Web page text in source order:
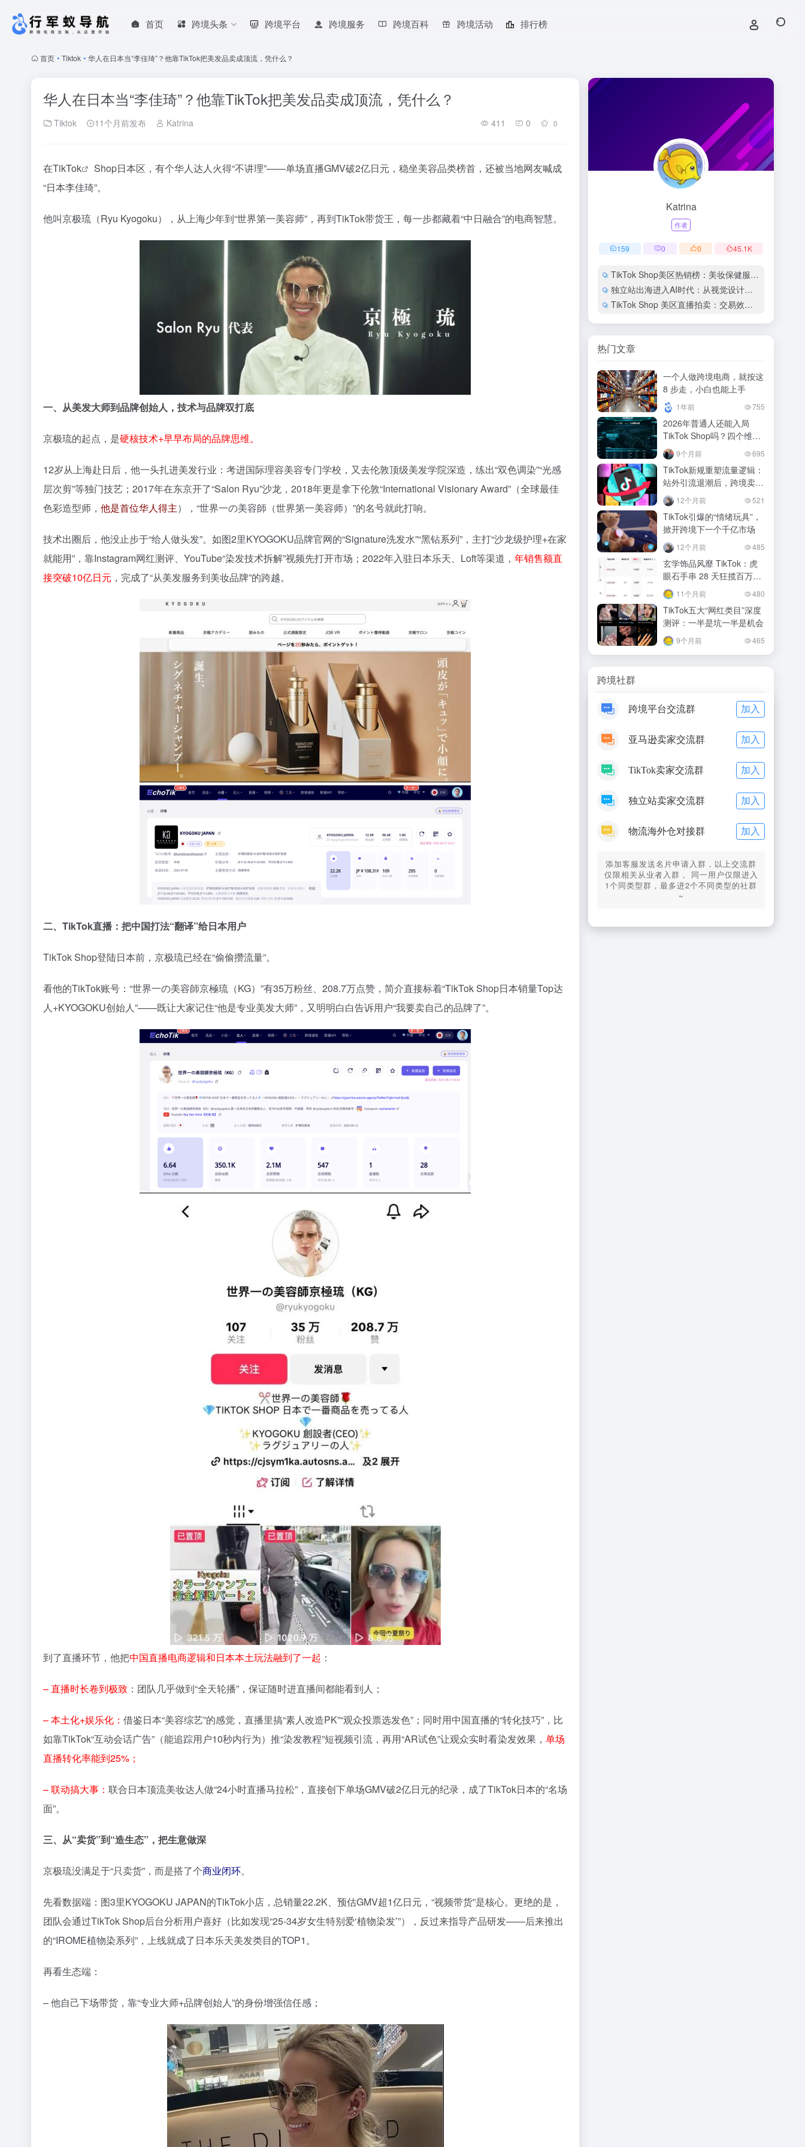
首页 跨境头条 跨境平台 跨境服务 跨境百科 跨境活动 排行榜
首页 • Tiktok • 华人在日本当“李佳琦”？他靠TikTok把美发品卖成顶流，凭什么？
华人在日本当“李佳琦”？他靠TikTok把美发品卖成顶流，凭什么？
Tiktok 11个月前发布 Katrina 411 0 0
在TikTok
Shop日本区，有个华人达人火得“不讲理”——单场直播GMV破2亿日元，稳坐美容品类榜首，还被当地网友喊成
“日本李佳琦”。
他叫京极琉（Ryu Kyogoku），从上海少年到“世界第一美容师”，再到TikTok带货王，每一步都藏着“中日融合”的电商智慧。
一、从美发大师到品牌创始人，技术与品牌双打底
京极琉的起点，是硬核技术+早早布局的品牌思维。
12岁从上海赴日后，他一头扎进美发行业：考进国际理容美容专门学校，又去伦敦顶级美发学院深造，练出“双色调染”“光感
层次剪”等独门技艺；2017年在东京开了“Salon Ryu”沙龙，2018年更是拿下伦敦“International Visionary Award”（全球最佳
色彩造型师， 他是首位华人得主），“世界一の美容師（世界第一美容师）”的名号就此打响。
技术出圈后，他没止步于“给人做头发”。如图2里KYOGOKU品牌官网的“Signature洗发水”“黑钻系列”，主打“沙龙级护理+在家
就能用”，靠Instagram网红测评、YouTube“染发技术拆解”视频先打开市场；2022年入驻日本乐天、Loft等渠道， 年销售额直
接突破10亿日元 ，完成了“从美发服务到美妆品牌”的跨越。
二、TikTok直播：把中国打法“翻译”给日本用户
TikTok Shop登陆日本前，京极琉已经在“偷偷攒流量”。
看他的TikTok账号：“世界一の美容師京極琉（KG）”有35万粉丝、208.7万点赞，简介直接标着“TikTok Shop日本销量Top达
人+KYOGOKU创始人”——既让大家记住“他是专业美发大师”，又明明白白告诉用户“我要卖自己的品牌了”。
到了直播环节，他把中国直播电商逻辑和日本本土玩法融到了一起 ：
– 直播时长卷到极致 ：团队几乎做到“全天轮播”，保证随时进直播间都能看到人；
– 本土化+娱乐化： 借鉴日本“美容综艺”的感觉，直播里搞“素人改造PK”“观众投票选发色”；同时用中国直播的“转化技巧”，比
如靠TikTok“互动会话广告”（能追踪用户10秒内行为）推“染发教程”短视频引流，再用“AR试色”让观众实时看染发效果， 单场
直播转化率能到25%；
– 联动搞大事： 联合日本顶流美妆达人做“24小时直播马拉松”，直接创下单场GMV破2亿日元的纪录，成了TikTok日本的“名场
面”。
三、从“卖货”到“造生态”，把生意做深
京极琉没满足于“只卖货”，而是搭了个商业闭环。
先看数据端：图3里KYOGOKU JAPAN的TikTok小店，总销量22.2K、预估GMV超1亿日元，“视频带货”是核心。更绝的是，
团队会通过TikTok Shop后台分析用户喜好（比如发现“25-34岁女生特别爱‘植物染发’”），反过来指导产品研发——后来推出
的“IROME植物染系列”，上线就成了日本乐天美发类目的TOP1。
再看生态端：
– 他自己下场带货，靠“专业大师+品牌创始人”的身份增强信任感；
Katrina
作者
159 0 0 45.1K
TikTok Shop美区热销榜：美妆保健服饰占67%销售额
独立站出海进入AI时代：从视觉设计到网站上线的实践路径
TikTok Shop 美区直播拍卖：交易效率是普通直播的4倍
热门文章
一个人做跨境电商，就按这
8 步走，小白也能上手
1年前 755
2026年普通人还能入局
TikTok Shop吗？四个维度
看清机遇与挑战
9个月前 695
TikTok新规重塑流量逻辑：
站外引流退潮后，跨境卖家
的闭环生存指南
12个月前 521
TikTok引爆的“情绪玩具”，
掀开跨境下一个千亿市场
12个月前 485
玄学饰品风靡 TikTok：虎
眼石手串 28 天狂揽百万，
跨境卖家的新机遇与挑战
11个月前 480
TikTok五大“网红类目”深度
测评：一半是坑一半是机会
9个月前 465
跨境社群
跨境平台交流群 加入
亚马逊卖家交流群 加入
TikTok卖家交流群 加入
独立站卖家交流群 加入
物流海外仓对接群 加入
添加客服发送名片申请入群，以上交流群
仅限相关从业者入群， 同一用户仅限进入
1个同类型群，最多进2个不同类型的社群
~